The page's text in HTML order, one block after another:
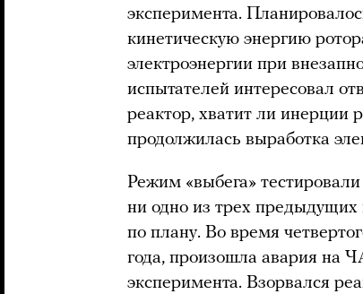
эксперимента.
кинетическую энергию
электроэнергии при
испытателей интересовал
реактор, хватит ли инерции
продолжилась выработка
Режим «выбега»
ни одно из трех предыдущих
по плану. Во время
года, произошла авария на
эксперимента. Взорвался